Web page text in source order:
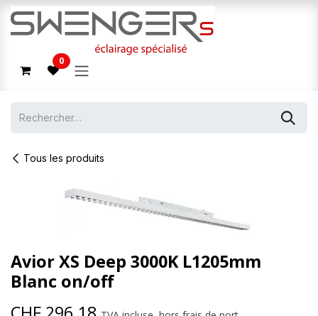
Se rendre au contenu
0
Tous les produits
Avior XS Deep 3000K L1205mm
Blanc on/off